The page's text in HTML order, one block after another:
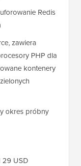
Redis
zawiera
PHP dla
kontenery
okres próbny
29 USD